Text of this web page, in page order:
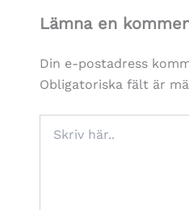
Lämna en
Din e-postadress
Obligatoriska fält är
här..